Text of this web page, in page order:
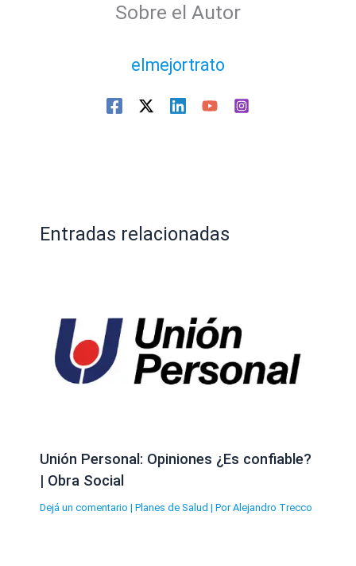
Sobre el Autor
elmejortrato
Entradas relacionadas
Unión Personal: Opiniones ¿Es confiable?
| Obra Social
Dejá un comentario | Planes de Salud | Por Alejandro Trecco